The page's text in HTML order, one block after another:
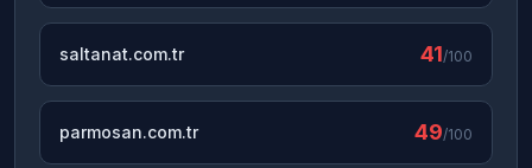
saltanat.com.tr 41/100
parmosan.com.tr 49/100